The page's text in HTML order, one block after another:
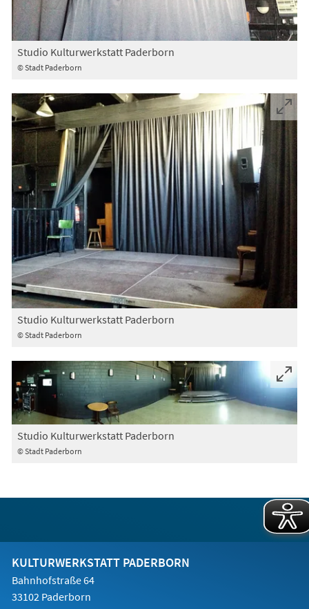
© Stadt Paderborn
Studio Kulturwerkstatt Paderborn
© Stadt Paderborn
Studio Kulturwerkstatt Paderborn
© Stadt Paderborn
Studio Kulturwerkstatt Paderborn
KULTURWERKSTATT PADERBORN
Bahnhofstraße 64
33102 Paderborn